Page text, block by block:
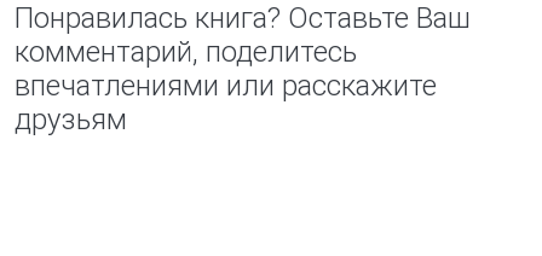
Понравилась книга? Оставьте Ваш
комментарий, поделитесь
впечатлениями или расскажите
друзьям